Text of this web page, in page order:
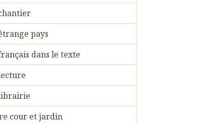
pays
dans le texte
cour et jardin